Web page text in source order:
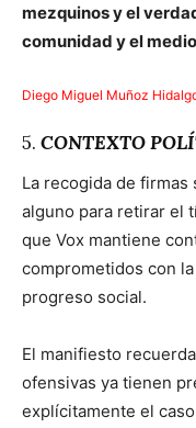
mezquinos y el
comunidad y el
Diego Miguel Muñoz
5. CONTEXTO
La recogida de
alguno para retirar el
que Vox mantiene
comprometidos con
progreso social.
El manifiesto
ofensivas ya tienen
explícitamente el